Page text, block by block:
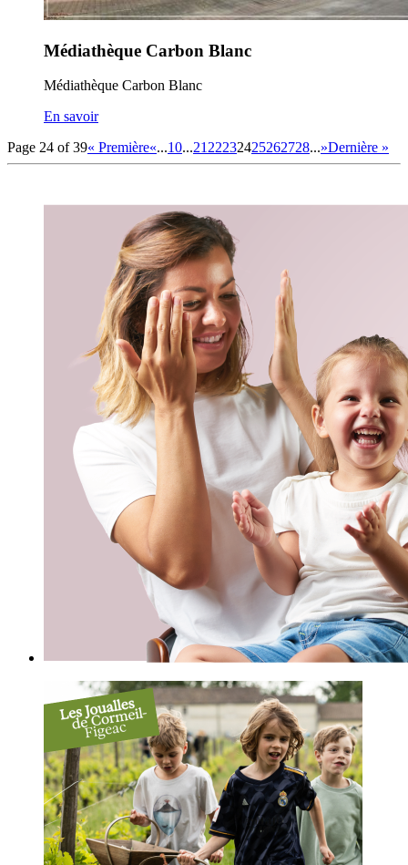
Médiathèque Carbon Blanc
Médiathèque Carbon Blanc
En savoir
Page 24 of 39« Première«...10...21 22232425262728...»Dernière »